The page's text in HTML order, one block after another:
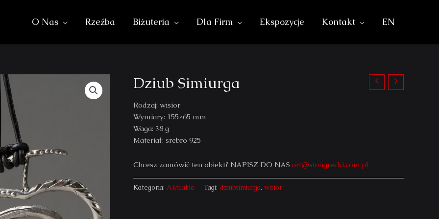
O Nas Rzeźba Biżuteria Dla Firm Ekspozycje Kontakt EN
Dziub Simiurga
Rodzaj: wisior
Wymiary: 155×65 mm
Waga: 38 g
Materiał: srebro 925
Chcesz zamówić ten obiekt? NAPISZ DO NAS art@stangrecki.com.pl
Kategoria: Aktualne Tagi: dziubsimiurga, wisior